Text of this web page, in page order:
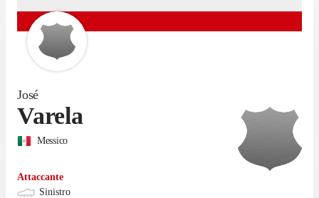
José
Varela
Messico
Attaccante
Sinistro